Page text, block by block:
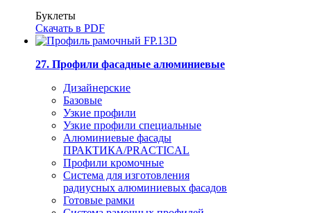
Буклеты
Скачать в PDF
27. Профили фасадные алюминиевые
Дизайнерские
Базовые
Узкие профили
Узкие профили специальные
Алюминиевые фасады
ПРАКТИКА/PRACTICAL
Профили кромочные
Система для изготовления
радиусных алюминиевых фасадов
Готовые рамки